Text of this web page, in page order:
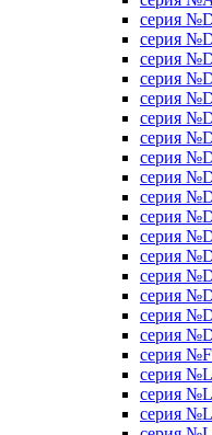
серия
серия
серия
серия
серия
серия
серия
серия
серия
серия
серия
серия
серия
серия
серия
серия
серия
серия
серия
серия
серия